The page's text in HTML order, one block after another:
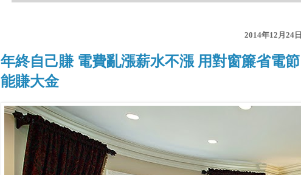
2014年12月24日
年終自己賺 電費亂漲薪水不漲 用對窗簾省電節
能賺大金